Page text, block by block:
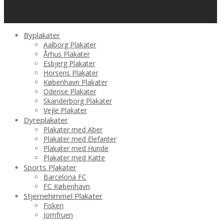
Byplakater
Aalborg Plakater
Århus Plakater
Esbjerg Plakater
Horsens Plakater
København Plakater
Odense Plakater
Skanderborg Plakater
Vejle Plakater
Dyreplakater
Plakater med Aber
Plakater med Elefanter
Plakater med Hunde
Plakater med Katte
Sports Plakater
Barcelona FC
FC København
Stjernehimmel Plakater
Fisken
Jomfruen